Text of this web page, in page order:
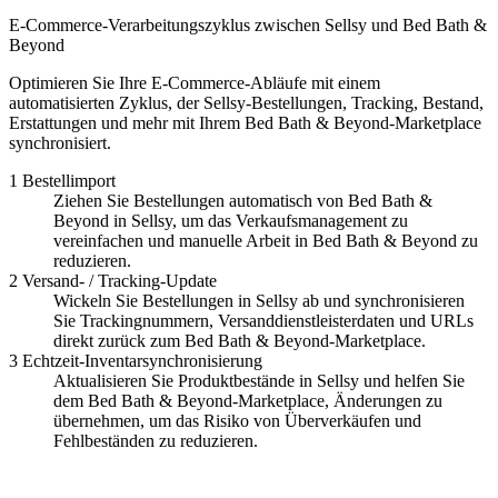
E-Commerce-Verarbeitungszyklus zwischen Sellsy und Bed Bath &
Beyond
Optimieren Sie Ihre E-Commerce-Abläufe mit einem
automatisierten Zyklus, der Sellsy-Bestellungen, Tracking, Bestand,
Erstattungen und mehr mit Ihrem Bed Bath & Beyond-Marketplace
synchronisiert.
1 Bestellimport
Ziehen Sie Bestellungen automatisch von Bed Bath &
Beyond in Sellsy, um das Verkaufsmanagement zu
vereinfachen und manuelle Arbeit in Bed Bath & Beyond zu
reduzieren.
2 Versand- / Tracking-Update
Wickeln Sie Bestellungen in Sellsy ab und synchronisieren
Sie Trackingnummern, Versanddienstleisterdaten und URLs
direkt zurück zum Bed Bath & Beyond-Marketplace.
3 Echtzeit-Inventarsynchronisierung
Aktualisieren Sie Produktbestände in Sellsy und helfen Sie
dem Bed Bath & Beyond-Marketplace, Änderungen zu
übernehmen, um das Risiko von Überverkäufen und
Fehlbeständen zu reduzieren.